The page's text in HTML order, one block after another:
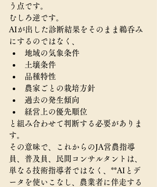
う点です。
むしろ逆です。
AIが出した診断結果をそのまま鵜呑み
にするのではなく、
地域の気象条件
土壌条件
品種特性
農家ごとの栽培方針
過去の発生傾向
経営上の優先順位
と組み合わせて判断する必要がありま
す。
その意味で、これからのJA営農指導
員、普及員、民間コンサルタントは、
単なる技術指導者ではなく、**AIとデ
ータを使いこなし、農業者に伴走する